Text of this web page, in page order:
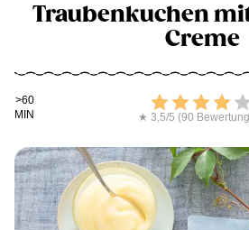
Traubenkuchen
Creme
Kochdauer
>60
MIN
Bewerten
★ 3,5/5 (90